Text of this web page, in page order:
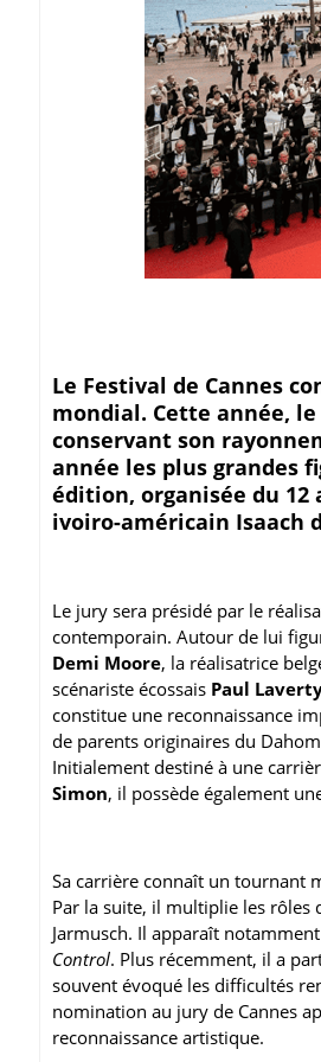
Le Festival de Cannes
mondial. Cette année,
conservant son
année les plus grandes
édition, organisée du
ivoiro-américain Isaach
Le jury sera présidé par le
contemporain. Autour de lui
Demi Moore, la réalisatrice
scénariste écossais Paul
constitue une reconnaissance
de parents originaires du
Initialement destiné à une
Simon, il possède également
Sa carrière connaît un tournant
Par la suite, il multiplie les rôles
Jarmusch. Il apparaît
Control. Plus récemment, il a
souvent évoqué les difficultés
nomination au jury de Cannes
reconnaissance artistique.